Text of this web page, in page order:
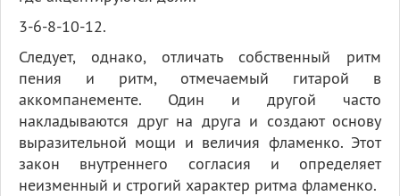
3-6-8-10-12.
Следует, однако, отличать собственный ритм
пения и ритм, отмечаемый гитарой в
аккомпанементе. Один и другой часто
накладываются друг на друга и создают основу
выразительной мощи и величия фламенко. Этот
закон внутреннего согласия и определяет
неизменный и строгий характер ритма фламенко.